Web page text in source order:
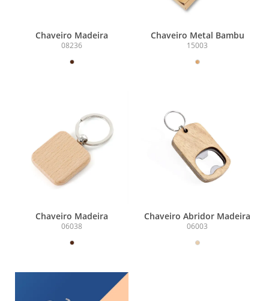
Chaveiro Madeira
08236
Chaveiro Metal Bambu
15003
Chaveiro Madeira
06038
Chaveiro Abridor Madeira
06003